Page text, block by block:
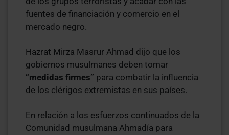
fuentes de financiación y comercio en el
mercado negro.
Hazrat Mirza Masrur Ahmad dijo que los
gobiernos musulmanes deben tomar
“medidas firmes” para combatir la influencia
de los clérigos extremistas en sus países.
En relación a los esfuerzos continuados de la
Comunidad musulmana Ahmadía para